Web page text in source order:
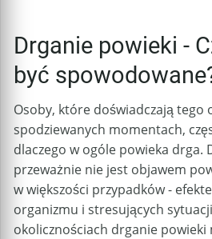
Drganie powieki -
być
Osoby, które doświadczają tego
spodziewanych momentach,
dlaczego w ogóle powieka drga.
przeważnie nie jest objawem
w większości przypadków -
organizmu i stresujących
okolicznościach drganie